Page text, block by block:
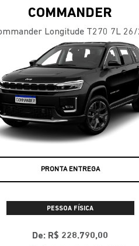
COMMANDER
Longitude T270 7L
PRONTA ENTREGA
PESSOA FÍSICA
De: R$ 228.790,00